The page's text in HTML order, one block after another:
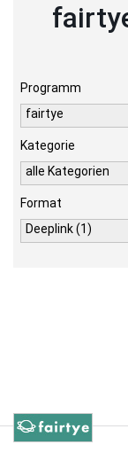
Programm
fairtye
Kategorie
alle Kategorien
Format
Deeplink (1)